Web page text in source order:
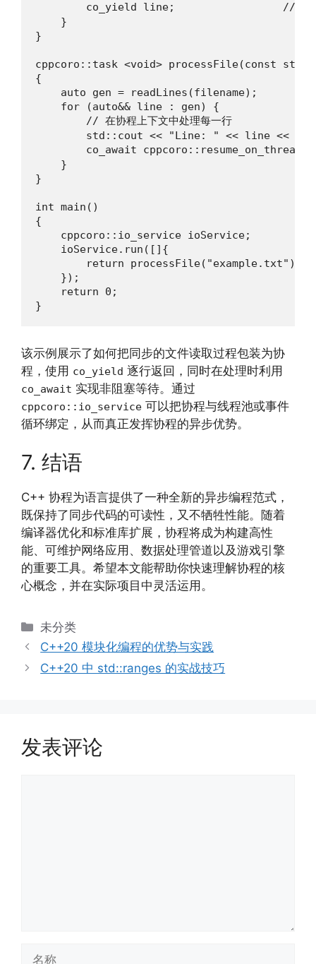
co_yield line;                 // 每
    }
}
cppcoro::task <void> processFile(const
{
    auto gen = readLines(filename);
    for (auto&& line : gen) {
        // 在协程上下文中处理每一行
std::cout << "Line: " << line <<
co_await
    }
}
int main()
{
    cppcoro::io_service ioService;
    ioService.run([]{
        return processFile("example.txt");
    });
    return 0;
}
该示例展示了如何把同步的文件读取过程包装为协
程，使用 co_yield 逐行返回，同时在处理时利用
co_await 实现非阻塞等待。通过
cppcoro::io_service 可以把协程与线程池或事件
循环绑定，从而真正发挥协程的异步优势。
7. 结语
C++ 协程为语言提供了一种全新的异步编程范式，
既保持了同步代码的可读性，又不牺牲性能。随着
编译器优化和标准库扩展，协程将成为构建高性
能、可维护网络应用、数据处理管道以及游戏引擎
的重要工具。希望本文能帮助你快速理解协程的核
心概念，并在实际项目中灵活运用。
分
类
未分类
C++20 模块化编程的优势与实践
C++20 中 std::ranges 的实战技巧
发表评论